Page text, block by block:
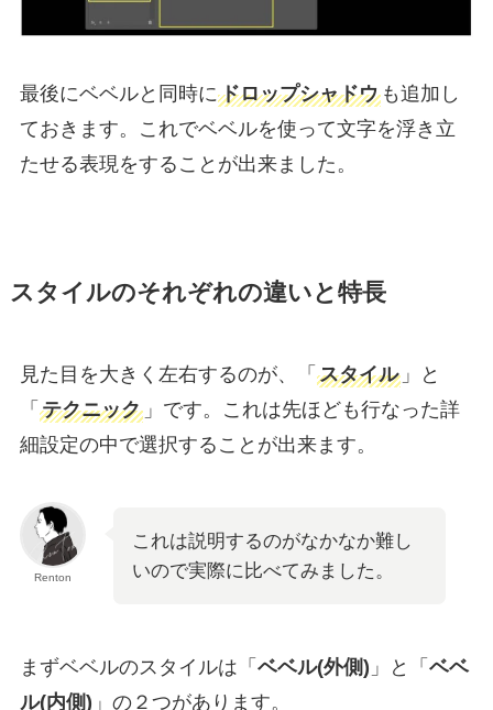
最後にベベルと同時にドロップシャドウも追加し
ておきます。これでベベルを使って文字を浮き立
たせる表現をすることが出来ました。
スタイルのそれぞれの違いと特長
見た目を大きく左右するのが、「 スタイル」と
「 テクニック」です。これは先ほども行なった詳
細設定の中で選択することが出来ます。
Renton
これは説明するのがなかなか難し
いので実際に比べてみました。
まずベベルのスタイルは「 ベベル(外側) 」と「 ベベ
ル(内側) 」の２つがあります。